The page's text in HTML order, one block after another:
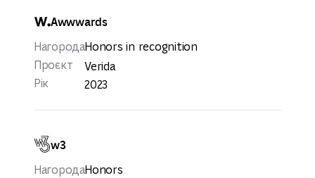
Awwwards
НагородаHonors in recognition
Проєкт
Verida
Рік
2023
w3
НагородаHonors